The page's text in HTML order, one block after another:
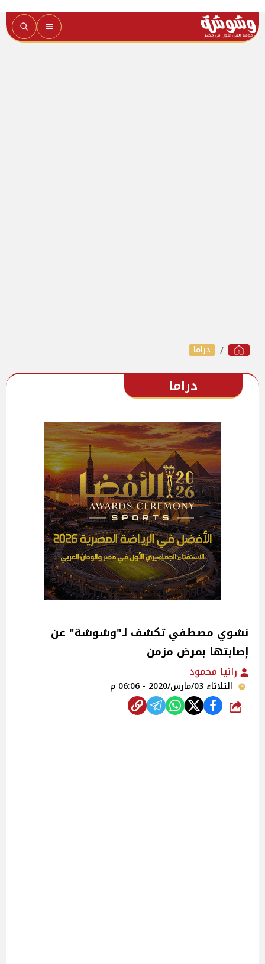
دراما
دراما
نشوي مصطفي تكشف لـ"وشوشة" عن
إصابتها بمرض مزمن
رانيا محمود
الثلاثاء 03/مارس/2020 - 06:06 م
شارك